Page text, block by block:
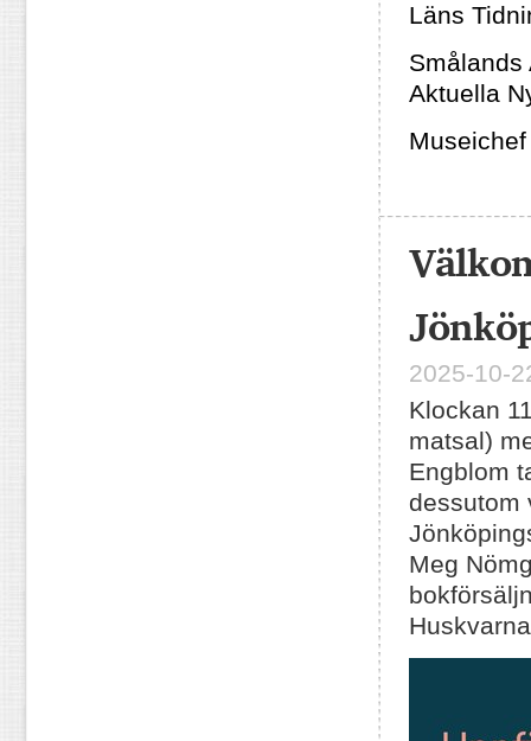
Läns
Smålands
Aktuella
2025-10-
Klockan
matsal)
Engblom
dessutom
Meg